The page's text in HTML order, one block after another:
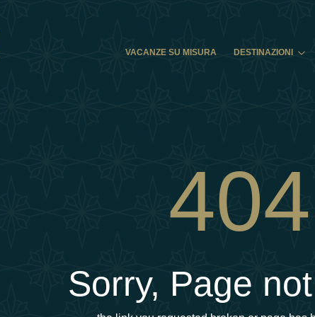
VACANZE SU MISURA
DESTINAZIONI
404
Sorry, Page